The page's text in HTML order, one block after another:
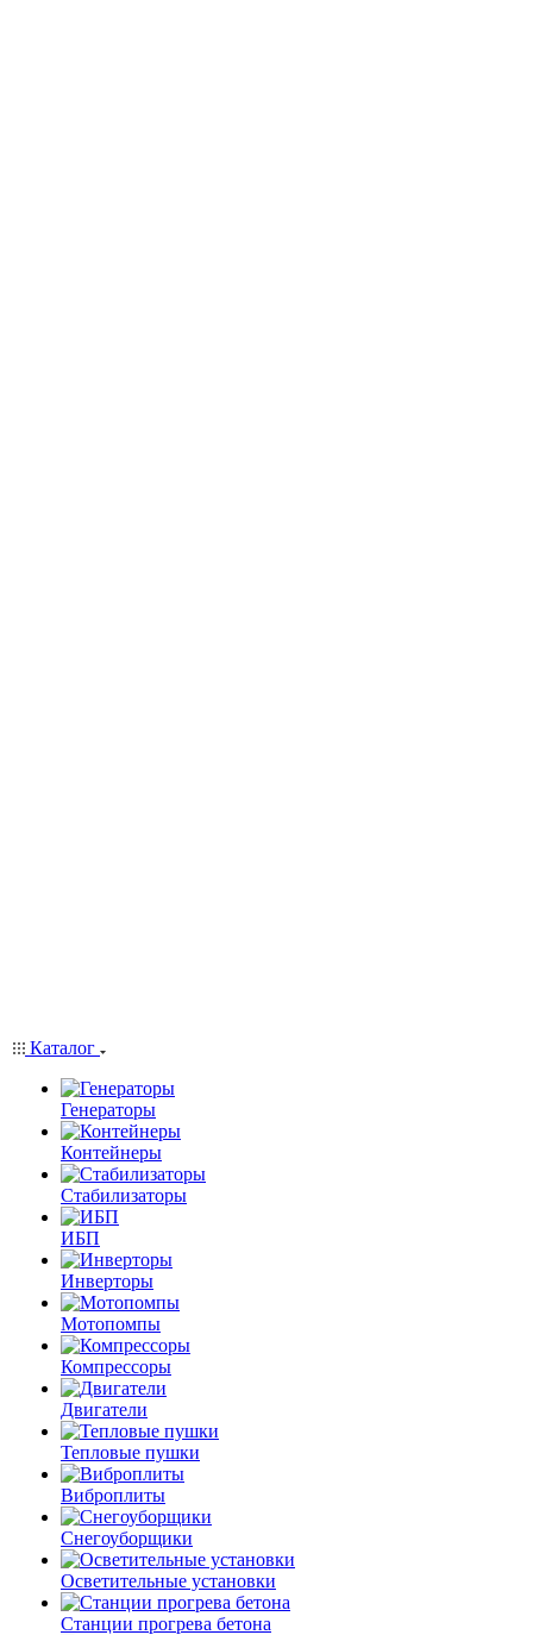
Каталог
Генераторы
Контейнеры
Стабилизаторы
ИБП
Инверторы
Мотопомпы
Компрессоры
Двигатели
Тепловые пушки
Виброплиты
Снегоуборщики
Осветительные установки
Станции прогрева бетона